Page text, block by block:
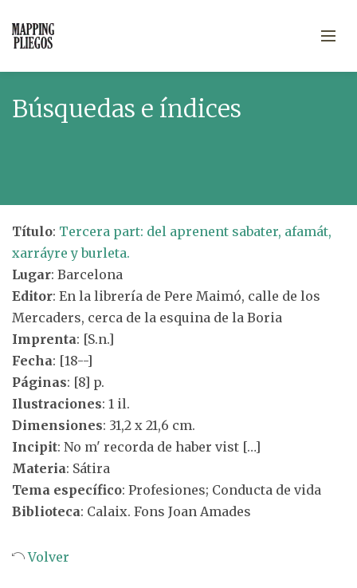
Búsquedas e índices
Título: Tercera part: del aprenent sabater, afamát,
xarráyre y burleta.
Lugar: Barcelona
Editor: En la librería de Pere Maimó, calle de los
Mercaders, cerca de la esquina de la Boria
Imprenta: [S.n.]
Fecha: [18--]
Páginas: [8] p.
Ilustraciones: 1 il.
Dimensiones: 31,2 x 21,6 cm.
Incipit: No m' recorda de haber vist […]
Materia: Sátira
Tema específico: Profesiones; Conducta de vida
Biblioteca: Calaix. Fons Joan Amades
Volver